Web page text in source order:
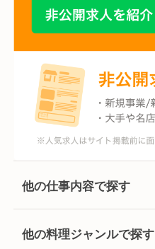
他の仕事内容で探す
他の料理ジャンルで探す